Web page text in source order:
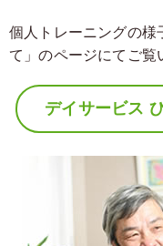
個人トレーニングの様
て」のページにてご覧
デイサービス